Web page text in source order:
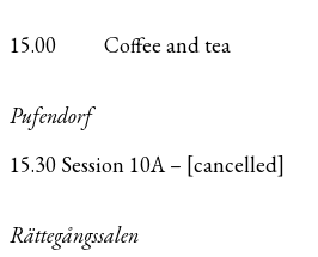
15.00 Coffee and tea
Pufendorf
15.30 Session 10A – [cancelled]
Rättegångssalen